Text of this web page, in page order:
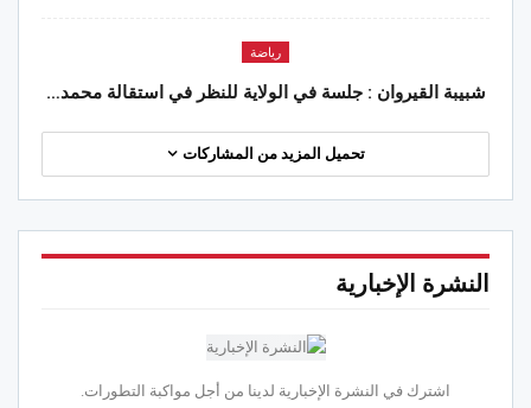
رياضة
شبيبة القيروان : جلسة في الولاية للنظر في استقالة محمد…
تحميل المزيد من المشاركات
النشرة الإخبارية
اشترك في النشرة الإخبارية لدينا من أجل مواكبة التطورات.